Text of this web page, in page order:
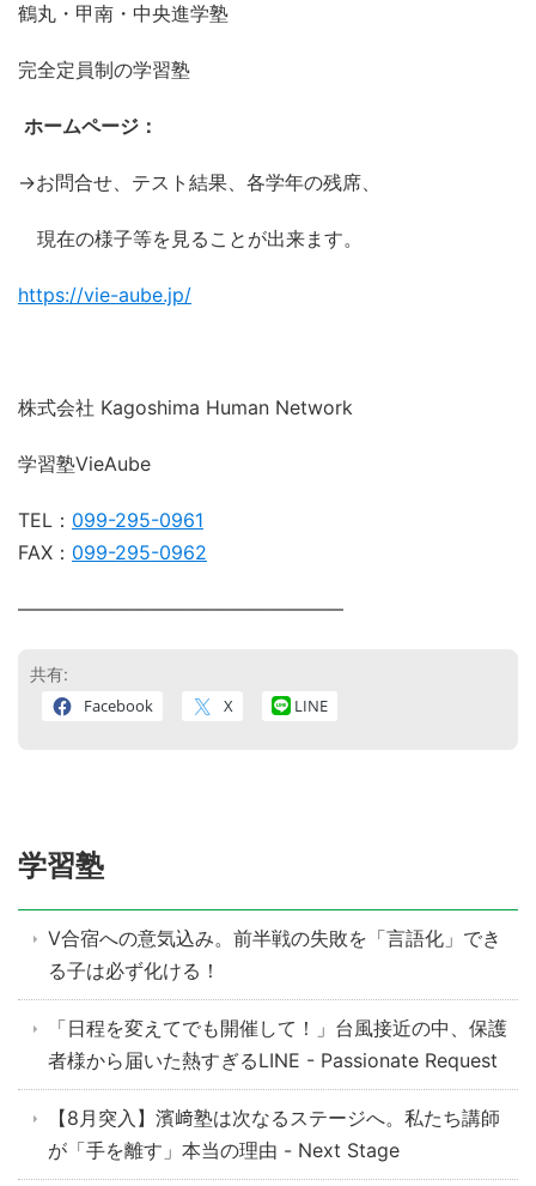
鶴丸・甲南・中央進学塾
完全定員制の学習塾
ホームページ：
→お問合せ、テスト結果、各学年の残席、
現在の様子等を見ることが出来ます。
https://vie-aube.jp/
株式会社 Kagoshima Human Network
学習塾VieAube
TEL： 099-295-0961
FAX： 099-295-0962
―――――――――――――――――
共有:
Facebook X LINE
学習塾
V合宿への意気込み。前半戦の失敗を「言語化」でき
る子は必ず化ける！
「日程を変えてでも開催して！」台風接近の中、保護
者様から届いた熱すぎるLINE - Passionate Request
【8月突入】濱﨑塾は次なるステージへ。私たち講師
が「手を離す」本当の理由 - Next Stage